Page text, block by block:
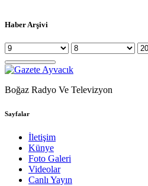
Haber Arşivi
Boğaz Radyo Ve Televizyon
Sayfalar
İletişim
Künye
Foto Galeri
Videolar
Canlı Yayın